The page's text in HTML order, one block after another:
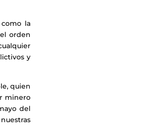
la
orden
y
quien
minero
del